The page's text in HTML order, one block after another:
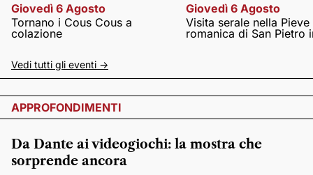
Giovedì 6 Agosto
Tornano i Cous Cous a
colazione
Giovedì 6 Agosto
Visita serale nella Pieve
romanica di San Pietro
Vedi tutti gli eventi ->
APPROFONDIMENTI
Da Dante ai videogiochi: la mostra che
sorprende ancora